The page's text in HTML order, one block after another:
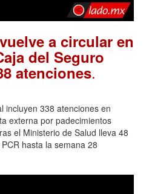
a circular en
del Seguro
atenciones.
incluyen 338 atenciones en
externa por padecimientos
el Ministerio de Salud lleva 48
hasta la semana 28